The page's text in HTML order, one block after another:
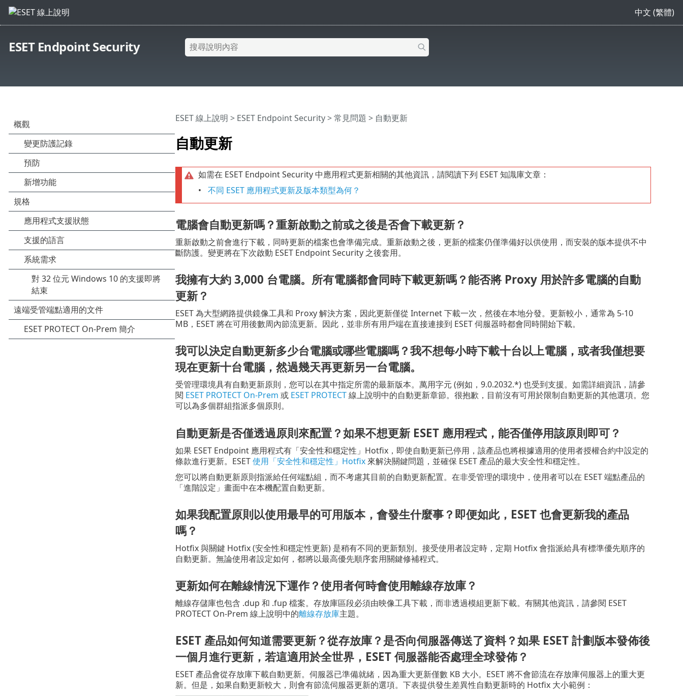
中文 (繁體)
ESET Endpoint Security
自動更新
ESET 線上說明 > ESET Endpoint Security>常見問題 > 自動更新
如需在 ESET Endpoint Security 中應用程式更新相關的其他資訊，請閱讀下列 ESET 知識庫文章：
不同 ESET 應用程式更新及版本類型為何？
電腦會自動更新嗎？重新啟動之前或之後是否會下載更新？
重新啟動之前會進行下載，同時更新的檔案也會準備完成。重新啟動之後，更新的檔案仍僅準備好以供使用，而安裝的版本提供不中
斷防護。變更將在下次啟動 ESET Endpoint Security 之後套用。
我擁有大約 3,000 台電腦。所有電腦都會同時下載更新嗎？能否將 Proxy 用於許多電腦的自動
更新？
ESET 為大型網路提供鏡像工具和 Proxy 解決方案，因此更新僅從 Internet 下載一次，然後在本地分發。更新較小，通常為 5-10
MB，ESET 將在可用後數周內節流更新。因此，並非所有用戶端在直接連接到 ESET 伺服器時都會同時開始下載。
我可以決定自動更新多少台電腦或哪些電腦嗎？我不想每小時下載十台以上電腦，或者我僅想要
現在更新十台電腦，然過幾天再更新另一台電腦。
受管理環境具有自動更新原則，您可以在其中指定所需的最新版本。萬用字元 (例如，9.0.2032.*) 也受到支援。如需詳細資訊，請參
閱 ESET PROTECT On-Prem 或 ESET PROTECT線上說明中的自動更新章節。很抱歉，目前沒有可用於限制自動更新的其他選項。您
可以為多個群組指派多個原則。
自動更新是否僅透過原則來配置？如果不想更新 ESET 應用程式，能否僅停用該原則即可？
如果 ESET Endpoint 應用程式有「安全性和穩定性」Hotfix，即使自動更新已停用，該產品也將根據適用的使用者授權合約中設定的
條款進行更新。ESET使用「安全性和穩定性」Hotfix來解決關鍵問題，並確保 ESET 產品的最大安全性和穩定性。
您可以將自動更新原則指派給任何端點組，而不考慮其目前的自動更新配置。在非受管理的環境中，使用者可以在 ESET 端點產品的
「進階設定」畫面中在本機配置自動更新。
如果我配置原則以使用最早的可用版本，會發生什麼事？即便如此，ESET 也會更新我的產品
嗎？
Hotfix 與關鍵 Hotfix (安全性和穩定性更新) 是稍有不同的更新類別。接受使用者設定時，定期 Hotfix 會指派給具有標準優先順序的
自動更新。無論使用者設定如何，都將以最高優先順序套用關鍵修補程式。
更新如何在離線情況下運作？使用者何時會使用離線存放庫？
離線存儲庫也包含 .dup 和 .fup 檔案。存放庫區段必須由映像工具下載，而非透過模組更新下載。有關其他資訊，請參閱 ESET
PROTECT On-Prem 線上說明中的離線存放庫主題。
ESET 產品如何知道需要更新？從存放庫？是否向伺服器傳送了資料？如果 ESET 計劃版本發佈後
一個月進行更新，若這適用於全世界，ESET 伺服器能否處理全球發佈？
ESET 產品會從存放庫下載自動更新。伺服器已準備就緒，因為重大更新僅數 KB 大小。ESET 將不會節流在存放庫伺服器上的重大更
新。但是，如果自動更新較大，則會有節流伺服器更新的選項。下表提供發生差異性自動更新時的 Hotfix 大小範例：